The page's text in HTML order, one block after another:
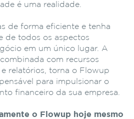
é uma realidade.
de forma eficiente e tenha
de todos os aspectos
em um único lugar. A
com recursos
relatórios, torna o Flowup
para impulsionar o
financeiro da sua empresa.
o Flowup hoje mesmo